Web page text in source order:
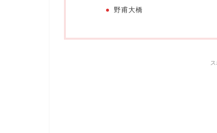
野甫大橋